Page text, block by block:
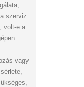
szerviz
volt-e a
vagy